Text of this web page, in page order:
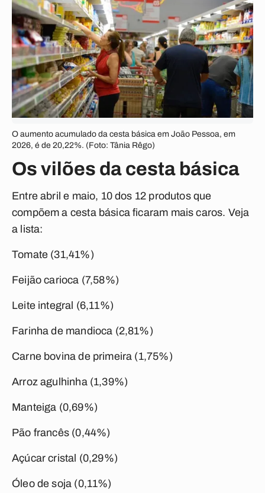
O aumento acumulado da cesta básica em João Pessoa, em
2026, é de 20,22%. (Foto: Tânia Rêgo)
Os vilões da cesta básica
Entre abril e maio, 10 dos 12 produtos que
compõem a cesta básica ficaram mais caros. Veja
a lista:
Tomate (31,41%)
Feijãocarioca (7,58%)
Leite integral (6,11%)
Farinha de mandioca (2,81%)
Carne bovina de primeira (1,75%)
Arroz agulhinha (1,39%)
Manteiga (0,69%)
Pão francês (0,44%)
Açúcar cristal (0,29%)
Óleo de soja (0,11%)